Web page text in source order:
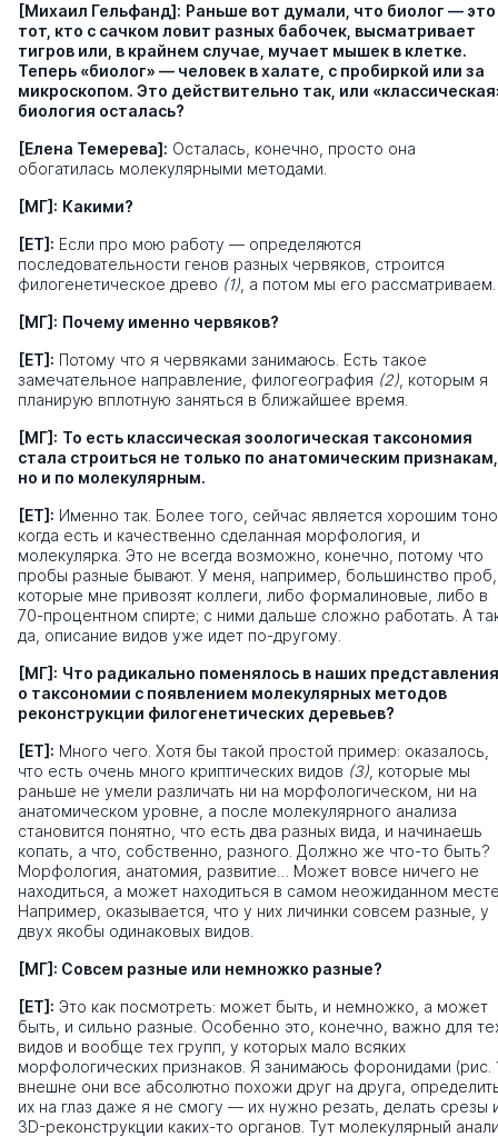
[Михаил Гельфанд]: Раньше вот думали, что биолог — это
тот, кто с сачком ловит разных бабочек, высматривает
тигров или, в крайнем случае, мучает мышек в клетке.
Теперь «биолог» — человек в халате, с пробиркой или за
микроскопом. Это действительно так, или
биология осталась?
[Елена Темерева]: Осталась, конечно, просто она
обогатилась молекулярными методами.
[МГ]: Какими?
[ЕТ]: Если про мою работу — определяются
последовательности генов разных червяков, строится
филогенетическое древо (1) , а потом мы его рассматриваем.
[МГ]: Почему именно червяков?
[ЕТ]: Потому что я червяками занимаюсь. Есть такое
замечательное направление, филогеография (2) , которым я
планирую вплотную заняться в ближайшее время.
[МГ]: То есть классическая зоологическая таксономия
стала строиться не только по анатомическим признакам,
но и по молекулярным.
[ЕТ]: Именно так. Более того, сейчас является хорошим
когда есть и качественно сделанная морфология, и
молекулярка. Это не всегда возможно, конечно, потому что
пробы разные бывают. У меня, например, большинство проб,
которые мне привозят коллеги, либо формалиновые, либо в
70-процентном спирте; с ними дальше сложно работать. А
да, описание видов уже идет по-другому.
[МГ]: Что радикально поменялось в наших
о таксономии с появлением молекулярных методов
реконструкции филогенетических деревьев?
[ЕТ]: Много чего. Хотя бы такой простой пример: оказалось,
что есть очень много криптических видов (3) , которые мы
раньше не умели различать ни на морфологическом, ни на
анатомическом уровне, а после молекулярного анализа
становится понятно, что есть два разных вида, и начинаешь
копать, а что, собственно, разного. Должно же что-то быть?
Морфология, анатомия, развитие… Может вовсе ничего не
находиться, а может находиться в самом неожиданном
Например, оказывается, что у них личинки совсем разные, у
двух якобы одинаковых видов.
[МГ]: Совсем разные или немножко разные?
[ЕТ]: Это как посмотреть: может быть, и немножко, а может
быть, и сильно разные. Особенно это, конечно, важно для
видов и вообще тех групп, у которых мало всяких
морфологических признаков. Я занимаюсь форонидами (рис.
внешне они все абсолютно похожи друг на друга,
их на глаз даже я не смогу — их нужно резать, делать срезы
3D-реконструкции каких-то органов. Тут молекулярный